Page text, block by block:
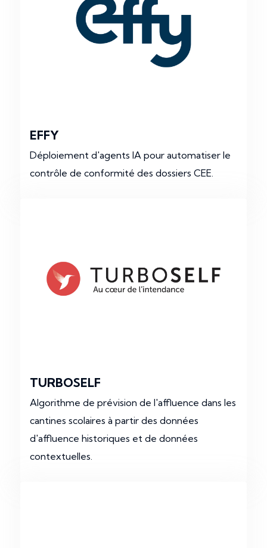
EFFY
Déploiement d'agents IA pour automatiser le
contrôle de conformité des dossiers CEE.
TURBOSELF
Algorithme de prévision de l'affluence dans les
cantines scolaires à partir des données
d'affluence historiques et de données
contextuelles.